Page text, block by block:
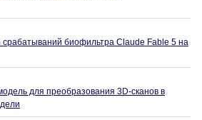
срабатываний биофильтра Claude Fable 5 на
для преобразования 3D-сканов в